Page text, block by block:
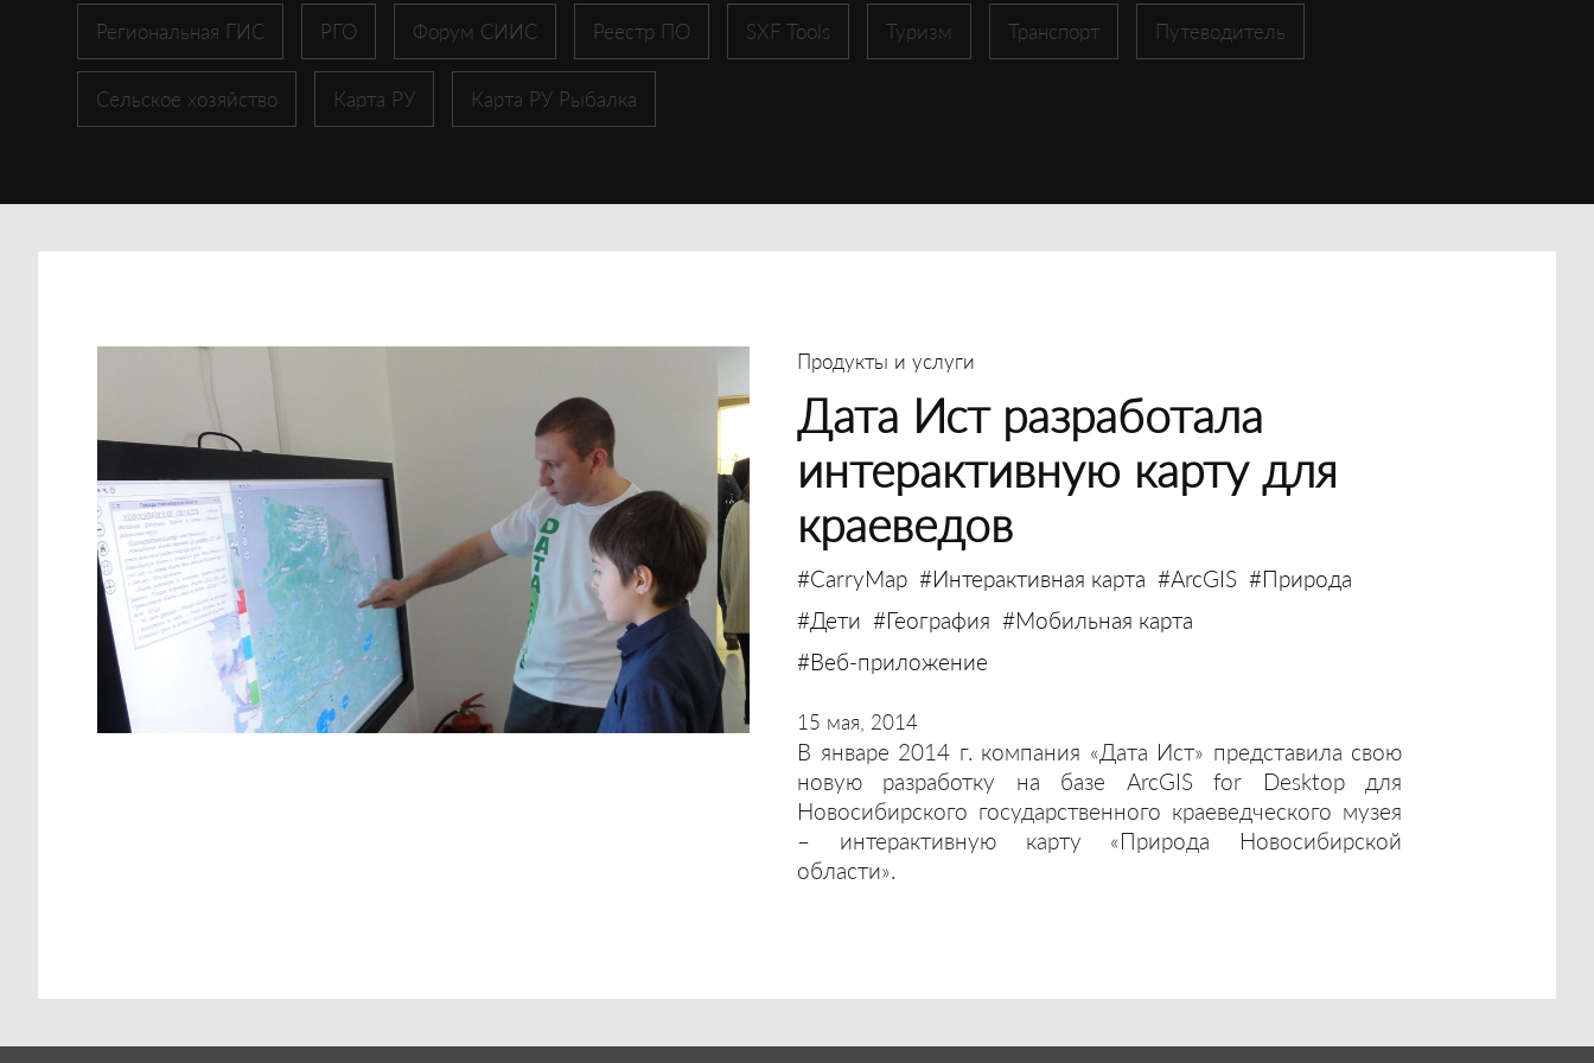
Региональная ГИС РГО Форум СИИС Реестр ПО SXF Tools Туризм Транспорт Путеводитель
Сельское хозяйство Карта РУ Карта РУ Рыбалка
Продукты и услуги
Дата Ист разработала
интерактивную карту для
краеведов
#CarryMap #Интерактивная карта #ArcGIS #Природа
#Дети #География #Мобильная карта
#Веб-приложение
15 мая, 2014
В январе 2014 г. компания «Дата Ист» представила свою
новую разработку на базе ArcGIS for Desktop для
Новосибирского государственного краеведческого музея
– интерактивную карту «Природа Новосибирской
области».